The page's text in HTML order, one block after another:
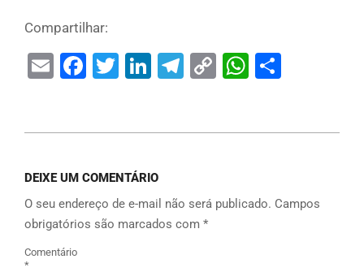
Compartilhar:
EmailFacebook
Twitter
LinkedIn
Telegram
Copy
DEIXE UM COMENTÁRIO
O seu endereço de e-mail não será publicado. Campos
obrigatórios são marcados com *
Comentário
*